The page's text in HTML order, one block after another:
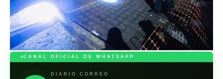
CANAL OFICIAL DE WHATSAPP
DIARIO CORREO